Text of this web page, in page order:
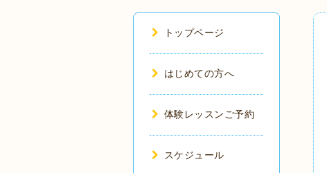
トップページ
はじめての方へ
体験レッスンご予約
スケジュール